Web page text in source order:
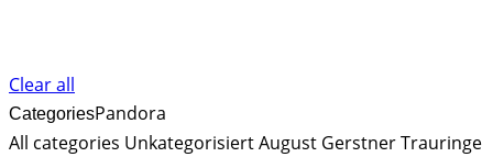
Clear all
CategoriesPandora
All categories UnkategorisiertAugust Gerstner Trauringe